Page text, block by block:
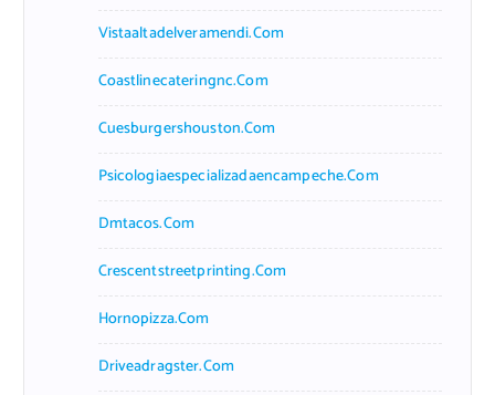
Vistaaltadelveramendi.com
Coastlinecateringnc.com
Cuesburgershouston.com
Psicologiaespecializadaencampeche.com
Dmtacos.com
Crescentstreetprinting.com
Hornopizza.com
Driveadragster.com